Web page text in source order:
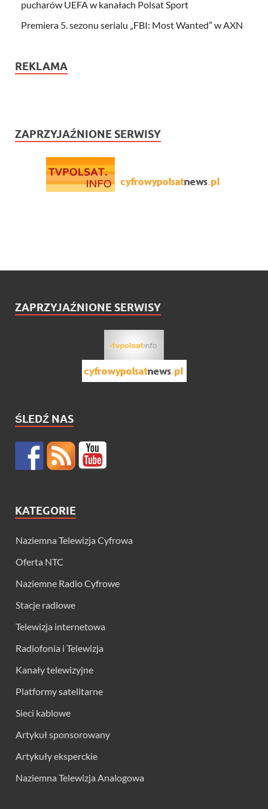
pucharów UEFA w kanałach Polsat Sport
Premiera 5. sezonu serialu „FBI: Most Wanted” w AXN
REKLAMA
ZAPRZYJAŹNIONE SERWISY
ZAPRZYJAŹNIONE SERWISY
ŚLEDŹ NAS
KATEGORIE
Naziemna Telewizja Cyfrowa
Oferta NTC
Naziemne Radio Cyfrowe
Stacje radiowe
Telewizja internetowa
Radiofonia i Telewizja
Kanały telewizyjne
Platformy satelitarne
Sieci kablowe
Artykuł sponsorowany
Artykuły eksperckie
Naziemna Telewizja Analogowa